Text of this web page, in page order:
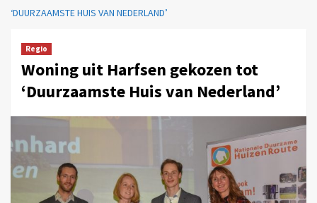
‘DUURZAAMSTE HUIS VAN NEDERLAND’
Regio
Woning uit Harfsen gekozen tot
‘Duurzaamste Huis van Nederland’